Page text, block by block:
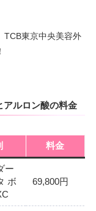
TCB東京中央美容外
アルロン酸の料金
料金
ー
ボ
69,800円